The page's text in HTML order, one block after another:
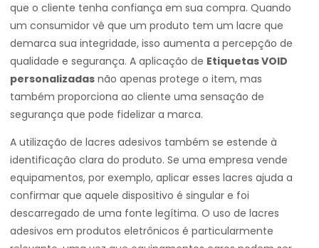
que o cliente tenha confiança em sua compra. Quando
um consumidor vê que um produto tem um lacre que
demarca sua integridade, isso aumenta a percepção de
qualidade e segurança. A aplicação de Etiquetas VOID
personalizadas não apenas protege o item, mas
também proporciona ao cliente uma sensação de
segurança que pode fidelizar a marca.
A utilização de lacres adesivos também se estende à
identificação clara do produto. Se uma empresa vende
equipamentos, por exemplo, aplicar esses lacres ajuda a
confirmar que aquele dispositivo é singular e foi
descarregado de uma fonte legítima. O uso de lacres
adesivos em produtos eletrônicos é particularmente